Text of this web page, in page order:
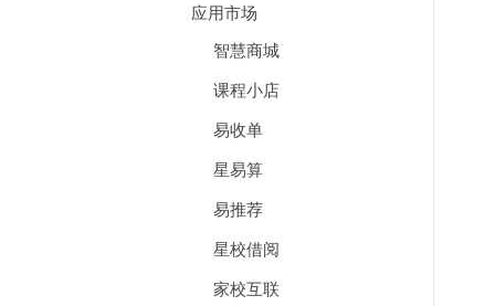
应用市场
智慧商城
课程小店
易收单
星易算
易推荐
星校借阅
家校互联